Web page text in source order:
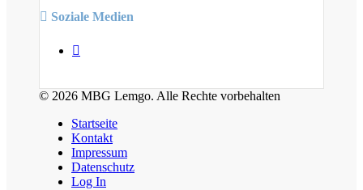
Soziale Medien
© 2026 MBG Lemgo. Alle Rechte vorbehalten
Startseite
Kontakt
Impressum
Datenschutz
Log In